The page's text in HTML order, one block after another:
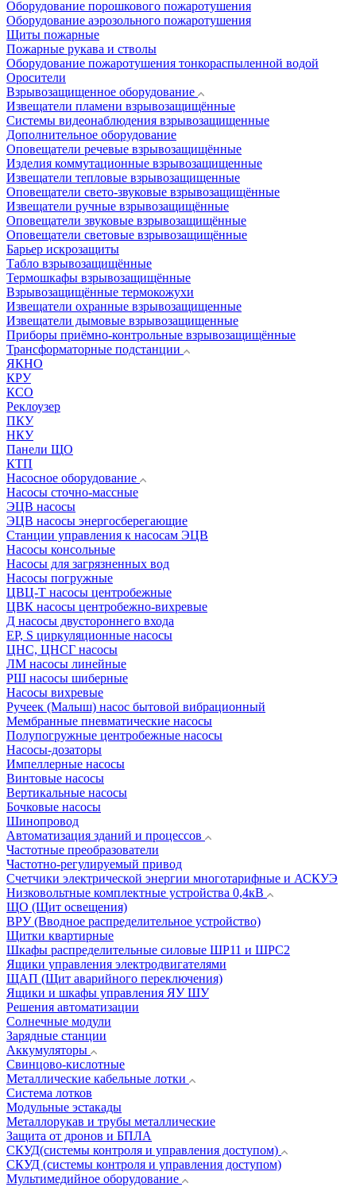
Оборудование порошкового пожаротушения
Оборудование аэрозольного пожаротушения
Щиты пожарные
Пожарные рукава и стволы
Оборудование пожаротушения тонкораспыленной водой
Оросители
Взрывозащищенное оборудование
Извещатели пламени взрывозащищённые
Системы видеонаблюдения взрывозащищенные
Дополнительное оборудование
Оповещатели речевые взрывозащищённые
Изделия коммутационные взрывозащищенные
Извещатели тепловые взрывозащищенные
Оповещатели свето-звуковые взрывозащищённые
Извещатели ручные взрывозащищённые
Оповещатели звуковые взрывозащищённые
Оповещатели световые взрывозащищённые
Барьер искрозащиты
Табло взрывозащищённые
Термошкафы взрывозащищённые
Взрывозащищённые термокожухи
Извещатели охранные взрывозащищенные
Извещатели дымовые взрывозащищенные
Приборы приёмно-контрольные взрывозащищённые
Трансформаторные подстанции
ЯКНО
КРУ
КСО
Реклоузер
ПКУ
НКУ
Панели ЩО
КТП
Насосное оборудование
Насосы сточно-массные
ЭЦВ насосы
ЭЦВ насосы энергосберегающие
Станции управления к насосам ЭЦВ
Насосы консольные
Насосы для загрязненных вод
Насосы погружные
ЦВЦ-Т насосы центробежные
ЦВК насосы центробежно-вихревые
Д насосы двустороннего входа
EP, S циркуляционные насосы
ЦНС, ЦНСГ насосы
ЛМ насосы линейные
РШ насосы шиберные
Насосы вихревые
Ручеек (Малыш) насос бытовой вибрационный
Мембранные пневматические насосы
Полупогружные центробежные насосы
Насосы-дозаторы
Импеллерные насосы
Винтовые насосы
Вертикальные насосы
Бочковые насосы
Шинопровод
Автоматизация зданий и процессов
Частотные преобразователи
Частотно-регулируемый привод
Счетчики электрической энергии многотарифные и АСКУЭ
Низковольтные комплектные устройства 0,4кВ
ЩО (Щит освещения)
ВРУ (Вводное распределительное устройство)
Щитки квартирные
Шкафы распределительные силовые ШР11 и ШРС2
Ящики управления электродвигателями
ЩАП (Щит аварийного переключения)
Ящики и шкафы управления ЯУ ШУ
Решения автоматизации
Солнечные модули
Зарядные станции
Аккумуляторы
Свинцово-кислотные
Металлические кабельные лотки
Система лотков
Модульные эстакады
Металлорукав и трубы металлические
Защита от дронов и БПЛА
СКУД(системы контроля и управления доступом)
СКУД (системы контроля и управления доступом)
Мультимедийное оборудование